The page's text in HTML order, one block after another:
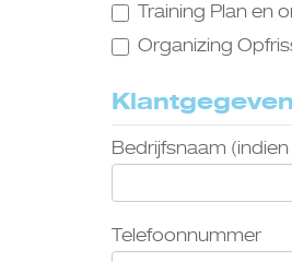
Training Plan en
Organizing
Bedrijfsnaam
Telefoonnummer